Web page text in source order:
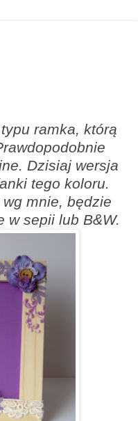
ramka, którą
Dzisiaj wersja
tego koloru.
mnie, będzie
w sepii lub B&W.